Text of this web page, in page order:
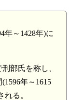
年～1428年)に
部氏を称し、
年～1615
る。